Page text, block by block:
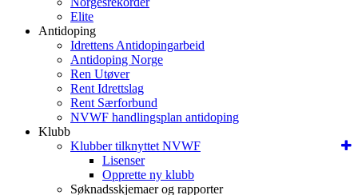
Elite
Antidoping
Idrettens Antidopingarbeid
Antidoping Norge
Ren Utøver
Rent Idrettslag
Rent Særforbund
NVWF handlingsplan antidoping
Klubb
Klubber tilknyttet NVWF
Lisenser
Opprette ny klubb
Søknadsskjemaer og rapporter